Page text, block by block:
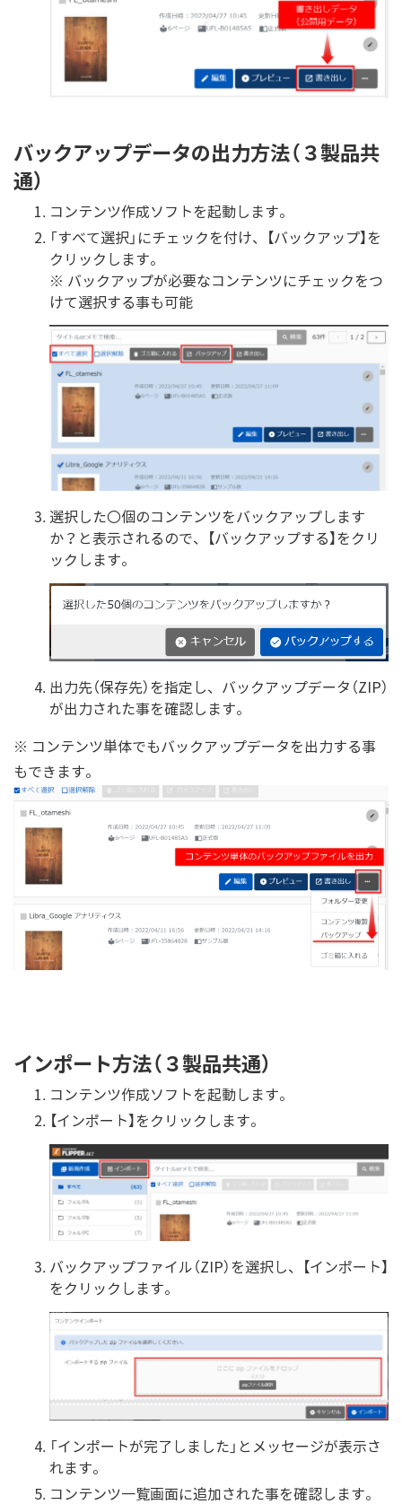
バックアップデータの出力方法（３製品共
通）
コンテンツ作成ソフトを起動します。
「すべて選択」にチェックを付け、【バックアップ】を
クリックします。
※ バックアップが必要なコンテンツにチェックをつ
けて選択する事も可能
選択した〇個のコンテンツをバックアップします
か？と表示されるので、【バックアップする】をクリ
ックします。
出力先（保存先）を指定し、バックアップデータ（ZIP）
が出力された事を確認します。
※ コンテンツ単体でもバックアップデータを出力する事
もできます。
インポート方法（３製品共通）
コンテンツ作成ソフトを起動します。
【インポート】をクリックします。
バックアップファイル（ZIP）を選択し、【インポート】
をクリックします。
「インポートが完了しました」とメッセージが表示さ
れます。
コンテンツ一覧画面に追加された事を確認します。